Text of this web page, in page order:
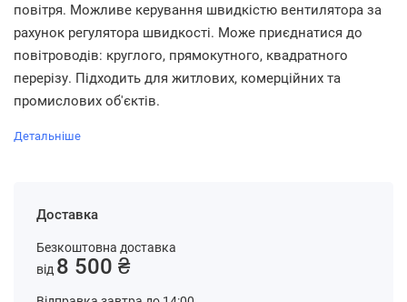
повітря. Можливе керування швидкістю вентилятора за
рахунок регулятора швидкості. Може приєднатися до
повітроводів: круглого, прямокутного, квадратного
перерізу. Підходить для житлових, комерційних та
промислових об'єктів.
Детальніше
Доставка
Безкоштовна доставка
від 8 500 ₴